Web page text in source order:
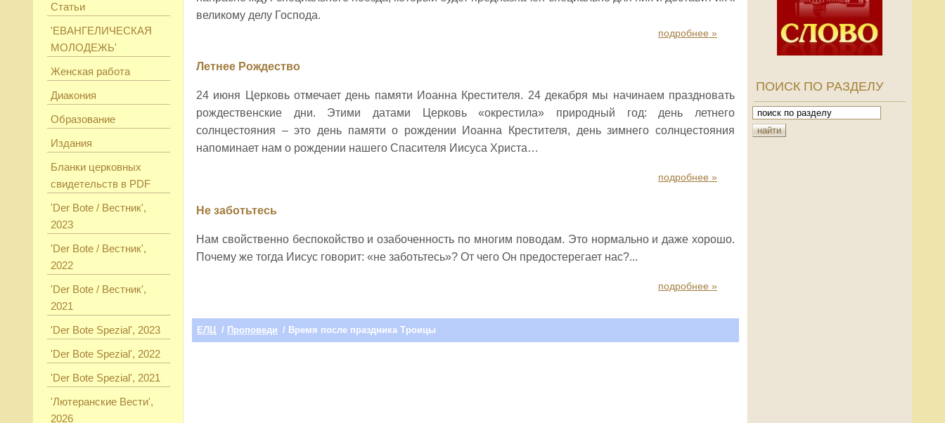
Статьи
'ЕВАНГЕЛИЧЕСКАЯ
МОЛОДЕЖЬ'
Женская работа
Диакония
Образование
Издания
Бланки церковных
свидетельств в PDF
'Der Bote / Вестник',
2023
'Der Bote / Вестник',
2022
'Der Bote / Вестник',
2021
'Der Bote Spezial', 2023
'Der Bote Spezial', 2022
'Der Bote Spezial', 2021
'Лютеранские Вести',
2026
великому делу Господа.
подробнее »
Летнее Рождество
24 июня Церковь отмечает день памяти Иоанна Крестителя. 24 декабря мы начинаем праздновать
рождественские дни. Этими датами Церковь «окрестила» природный год: день летнего
солнцестояния – это день памяти о рождении Иоанна Крестителя, день зимнего солнцестояния
напоминает нам о рождении нашего Спасителя Иисуса Христа…
подробнее »
Не заботьтесь
Нам свойственно беспокойство и озабоченность по многим поводам. Это нормально и даже хорошо.
Почему же тогда Иисус говорит: «не заботьтесь»? От чего Он предостерегает нас?...
подробнее »
ЕЛЦ / Проповеди / Время после праздника Троицы
ПОИСК ПО РАЗДЕЛУ